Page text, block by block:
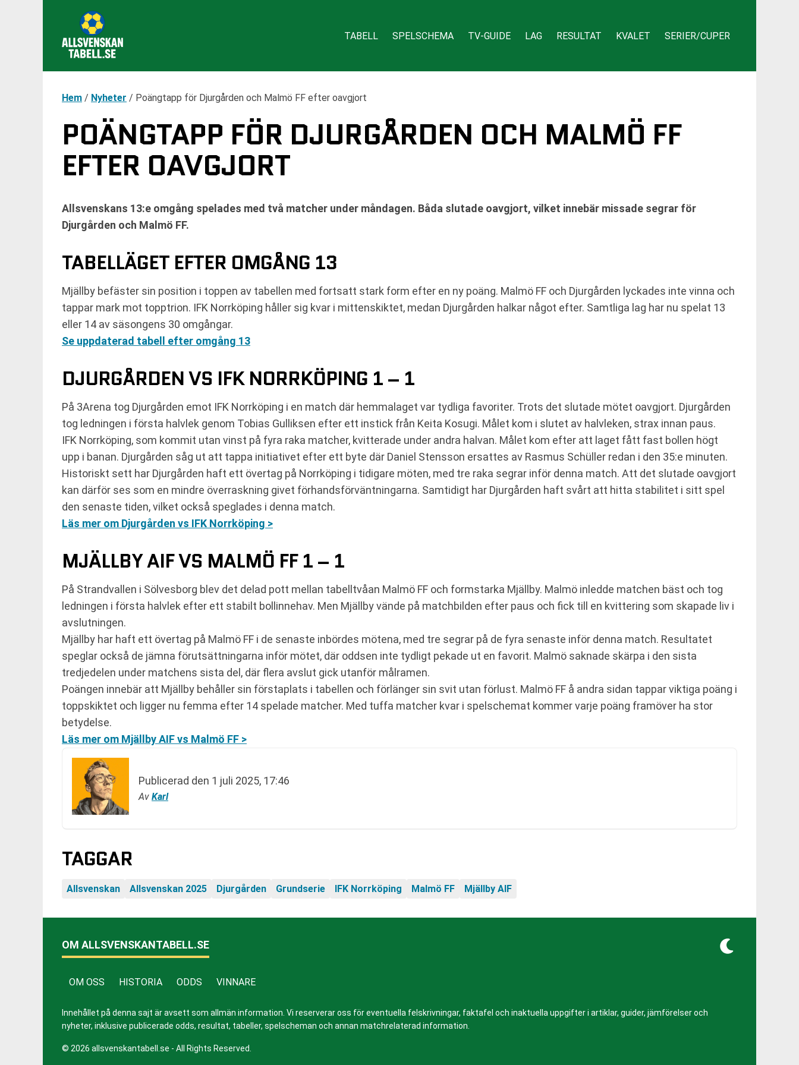
TABELL SPELSCHEMA TV-GUIDE LAG RESULTAT KVALET SERIER/CUPER
Hem / Nyheter / Poängtapp för Djurgården och Malmö FF efter oavgjort
POÄNGTAPP FÖR DJURGÅRDEN OCH MALMÖ FF
EFTER OAVGJORT
Allsvenskans 13:e omgång spelades med två matcher under måndagen. Båda slutade oavgjort, vilket innebär missade segrar för
Djurgården och Malmö FF.
TABELLÄGET EFTER OMGÅNG 13
Mjällby befäster sin position i toppen av tabellen med fortsatt stark form efter en ny poäng. Malmö FF och Djurgården lyckades inte vinna och
tappar mark mot topptrion. IFK Norrköping håller sig kvar i mittenskiktet, medan Djurgården halkar något efter. Samtliga lag har nu spelat 13
eller 14 av säsongens 30 omgångar.
Se uppdaterad tabell efter omgång 13
DJURGÅRDEN VS IFK NORRKÖPING 1 – 1
På 3Arena tog Djurgården emot IFK Norrköping i en match där hemmalaget var tydliga favoriter. Trots det slutade mötet oavgjort. Djurgården
tog ledningen i första halvlek genom Tobias Gulliksen efter ett instick från Keita Kosugi. Målet kom i slutet av halvleken, strax innan paus.
IFK Norrköping, som kommit utan vinst på fyra raka matcher, kvitterade under andra halvan. Målet kom efter att laget fått fast bollen högt
upp i banan. Djurgården såg ut att tappa initiativet efter ett byte där Daniel Stensson ersattes av Rasmus Schüller redan i den 35:e minuten.
Historiskt sett har Djurgården haft ett övertag på Norrköping i tidigare möten, med tre raka segrar inför denna match. Att det slutade oavgjort
kan därför ses som en mindre överraskning givet förhandsförväntningarna. Samtidigt har Djurgården haft svårt att hitta stabilitet i sitt spel
den senaste tiden, vilket också speglades i denna match.
Läs mer om Djurgården vs IFK Norrköping >
MJÄLLBY AIF VS MALMÖ FF 1 – 1
På Strandvallen i Sölvesborg blev det delad pott mellan tabelltvåan Malmö FF och formstarka Mjällby. Malmö inledde matchen bäst och tog
ledningen i första halvlek efter ett stabilt bollinnehav. Men Mjällby vände på matchbilden efter paus och fick till en kvittering som skapade liv i
avslutningen.
Mjällby har haft ett övertag på Malmö FF i de senaste inbördes mötena, med tre segrar på de fyra senaste inför denna match. Resultatet
speglar också de jämna förutsättningarna inför mötet, där oddsen inte tydligt pekade ut en favorit. Malmö saknade skärpa i den sista
tredjedelen under matchens sista del, där flera avslut gick utanför målramen.
Poängen innebär att Mjällby behåller sin förstaplats i tabellen och förlänger sin svit utan förlust. Malmö FF å andra sidan tappar viktiga poäng i
toppskiktet och ligger nu femma efter 14 spelade matcher. Med tuffa matcher kvar i spelschemat kommer varje poäng framöver ha stor
betydelse.
Läs mer om Mjällby AIF vs Malmö FF >
Publicerad den 1 juli 2025, 17:46
Av Karl
TAGGAR
Allsvenskan Allsvenskan 2025 Djurgården Grundserie IFK Norrköping Malmö FF Mjällby AIF
OM ALLSVENSKANTABELL.SE
OM OSS HISTORIA ODDS VINNARE
Innehållet på denna sajt är avsett som allmän information. Vi reserverar oss för eventuella felskrivningar, faktafel och inaktuella uppgifter i artiklar, guider, jämförelser och
nyheter, inklusive publicerade odds, resultat, tabeller, spelscheman och annan matchrelaterad information.
© 2026 allsvenskantabell.se - All Rights Reserved.